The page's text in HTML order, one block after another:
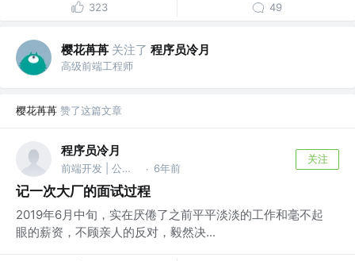
323 49
樱花苒苒 关注了 程序员冷月
高级前端工程师
樱花苒苒 赞了这篇文章
程序员冷月
前端开发 | 公众号 @ 前端之境 · 6年前
关注
记一次大厂的面试过程
2019年6月中旬，实在厌倦了之前平平淡淡的工作和毫不起
眼的薪资，不顾亲人的反对，毅然决...